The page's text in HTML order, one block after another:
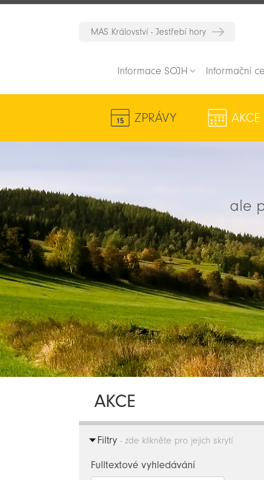
MAS Království - Jestřebí hory
Informace SOJH Informační
ZPRÁVY AKCE
ale
AKCE
Filtry - zde klikněte pro jejich skrytí
Fulltextové vyhledávání